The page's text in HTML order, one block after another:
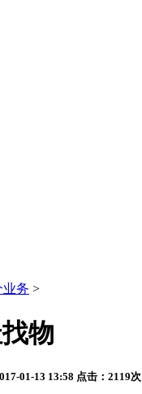
业务 >
物
01-13 13:58 点击：2119次